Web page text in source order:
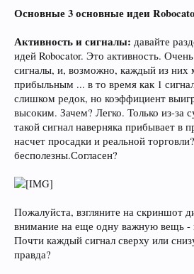
Основные 3 основные идеи
Активность и сигналы: давайте
идей Robocator. Это активность.
сигналы, и, возможно, каждый из них
прибыльным ... в то время как 1
слишком редок, но коэффициент
высоким. Зачем? Легко. Только из-за
такой сигнал наверняка прибывает в
насчет просадки и реальной
бесполезны.Согласен?
Пожалуйста, взгляните на скриншот
внимание на еще одну важную вещь -
Почти каждый сигнал сверху или
правда?